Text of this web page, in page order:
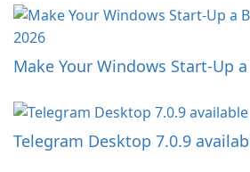
Make Your Windows Start-Up
Telegram Desktop 7.0.9